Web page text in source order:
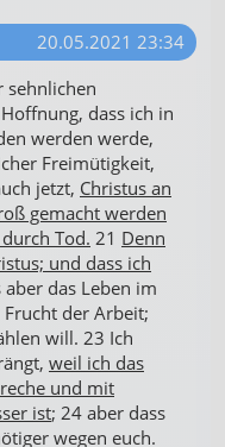
20.05.2021 23:34
sehnlichen
dass ich in
werden werde,
Freimütigkeit,
jetzt, Christus an
gemacht werden
Tod. 21 Denn
und dass ich
aber das Leben im
der Arbeit;
will. 23 Ich
weil ich das
und mit
ist; 24 aber dass
wegen euch.